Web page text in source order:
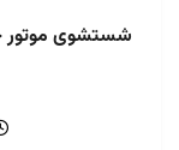
شستشوی موتور